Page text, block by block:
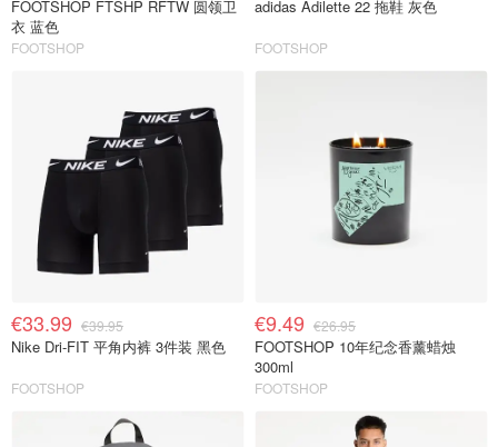
FOOTSHOP FTSHP RFTW 圆领卫
衣 蓝色
FOOTSHOP
adidas Adilette 22 拖鞋 灰色
FOOTSHOP
€33.99 €39.95
Nike Dri-FIT 平角内裤 3件装 黑色
FOOTSHOP
€9.49 €26.95
FOOTSHOP 10年纪念香薰蜡烛
300ml
FOOTSHOP